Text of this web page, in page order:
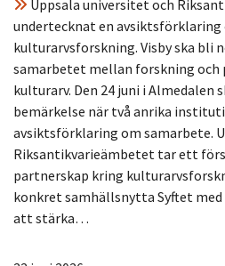
Uppsala universitet och
undertecknat en
kulturarvsforskning. Visby ska bli
samarbetet mellan forskning
kulturarv. Den 24 juni i Almedalen
bemärkelse när två anrika
avsiktsförklaring om samarbete.
Riksantikvarieämbetet tar ett
partnerskap kring
konkret samhällsnytta Syftet
att stärka…